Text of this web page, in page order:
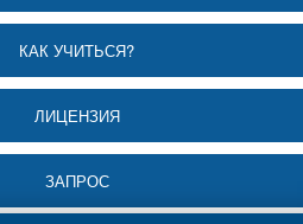
КАК УЧИТЬСЯ?
ЛИЦЕНЗИЯ
ЗАПРОС